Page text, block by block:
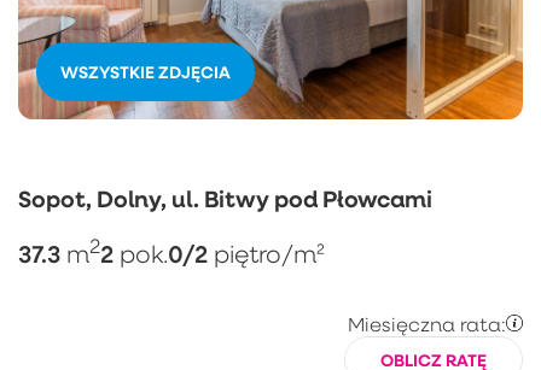
WSZYSTKIE ZDJĘCIA
Sopot, Dolny, ul. Bitwy pod Płowcami
37.3 m22 pok.0/2 piętro/m²
Miesięczna rata:
OBLICZ RATĘ